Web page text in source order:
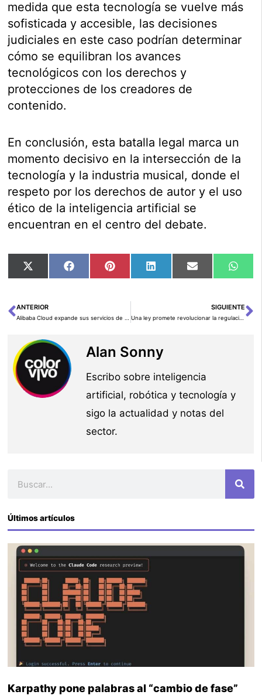
medida que esta tecnología se vuelve más
sofisticada y accesible, las decisiones
judiciales en este caso podrían determinar
cómo se equilibran los avances
tecnológicos con los derechos y
protecciones de los creadores de
contenido.
En conclusión, esta batalla legal marca un
momento decisivo en la intersección de la
tecnología y la industria musical, donde el
respeto por los derechos de autor y el uso
ético de la inteligencia artificial se
encuentran en el centro del debate.
Compartir
en
X
Compartir
en
FacebookCompartir
en
PinterestCompartir
en
LinkedInCompartir
en
Email
en
Ant
ANTERIOR SIGUIENTE
Alan Sonny
Escribo sobre inteligencia
artificial, robótica y tecnología y
sigo la actualidad y notas del
sector.
Últimos artículos
Karpathy pone palabras al “cambio de fase”